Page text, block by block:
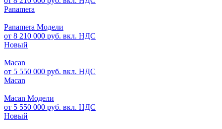
Panamera
Panamera Модели
от 8 210 000 руб. вкл. НДС
Новый
Macan
от 5 550 000 руб. вкл. НДС
Macan
Macan Модели
от 5 550 000 руб. вкл. НДС
Новый